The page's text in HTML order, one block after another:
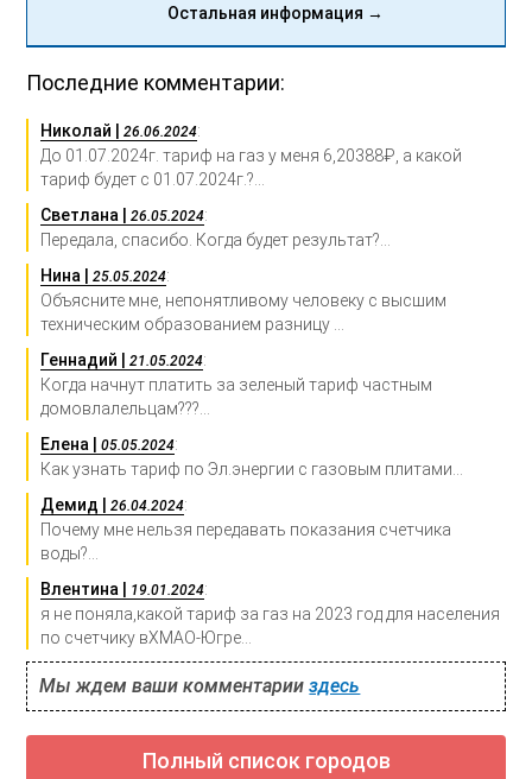
Остальная информация →
Последние комментарии:
Николай |26.06.2024:
До 01.07.2024г. тариф на газ у меня 6,20388₽, а какой
тариф будет с 01.07.2024г.?...
Светлана |26.05.2024:
Передала, спасибо. Когда будет результат?...
Нина |25.05.2024:
Объясните мне, непонятливому человеку с высшим
техническим образованием разницу ...
Геннадий |21.05.2024:
Когда начнут платить за зеленый тариф частным
домовлалельцам???...
Елена |05.05.2024:
Как узнать тариф по Эл.энергии с газовым плитами...
Демид |26.04.2024:
Почему мне нельзя передавать показания счетчика
воды?...
Влентина |
19.01.2024:
я не поняла,какой тариф за газ на 2023 год для населения
по счетчику вХМАО-Югре...
Мы ждем ваши комментарииздесь
Полный список городов